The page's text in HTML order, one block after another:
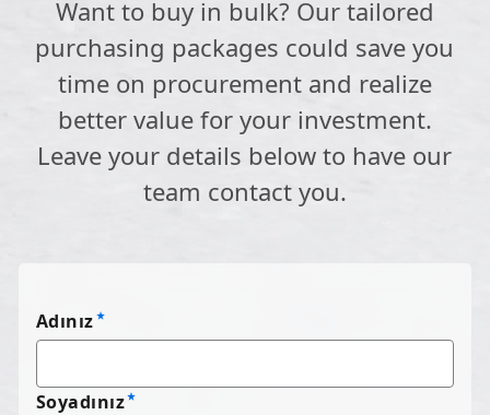
Want to buy in bulk? Our tailored
purchasing packages could save you
time on procurement and realize
better value for your investment.
Leave your details below to have our
team contact you.
Adınız
Soyadınız